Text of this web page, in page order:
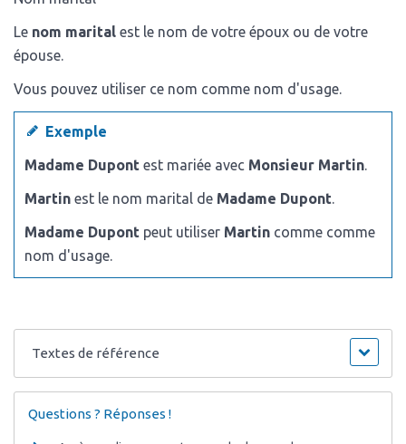
Le nom marital est le nom de votre époux ou de votre
épouse.
Vous pouvez utiliser ce nom comme nom d'usage.
Exemple
Madame Dupont est mariée avec Monsieur Martin.
Martin est le nom marital de Madame Dupont.
Madame Dupont peut utiliser Martin comme comme
nom d'usage.
Textes de référence
Questions ? Réponses !